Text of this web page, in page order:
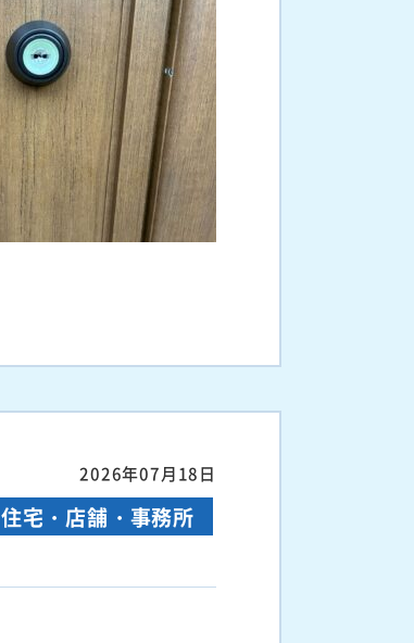
2026年07月18日
住宅・店舗・事務所